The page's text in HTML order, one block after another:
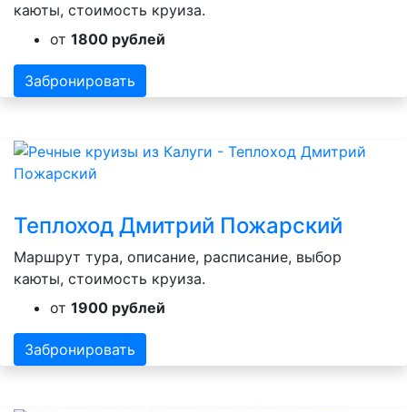
каюты, стоимость круиза.
от 1800 рублей
Забронировать
Теплоход Дмитрий Пожарский
Маршрут тура, описание, расписание, выбор
каюты, стоимость круиза.
от 1900 рублей
Забронировать